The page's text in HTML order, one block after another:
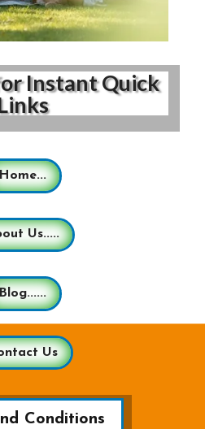
Instant Quick
Home...
Us.....
Blog......
Us
Conditions